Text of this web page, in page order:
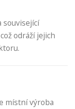
odráží jejich
místní výroba